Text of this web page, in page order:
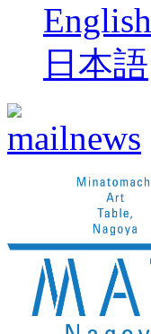
English
日本語